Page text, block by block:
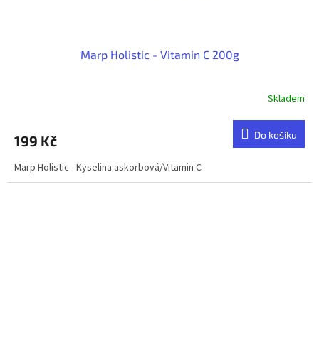
Marp Holistic - Vitamin C 200g
Skladem
199 Kč Do košíku
Marp Holistic - Kyselina askorbová/Vitamin C